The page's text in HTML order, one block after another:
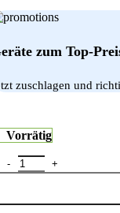
zum Top-
zuschlagen und
Vorrätig
Privacy